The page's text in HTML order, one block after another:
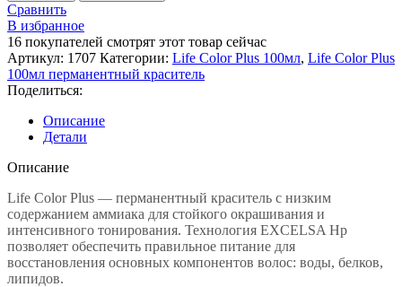
Сравнить
В избранное
16 покупателей смотрят этот товар сейчас
Артикул: 1707 Категории: Life Color Plus 100мл, Life Color Plus
100мл перманентный краситель
Поделиться:
Описание
Детали
Описание
Life Color Plus — перманентный краситель с низким
содержанием аммиака для стойкого окрашивания и
интенсивного тонирования. Технология EXCELSA Hp
позволяет обеспечить правильное питание для
восстановления основных компонентов волос: воды, белков,
липидов.